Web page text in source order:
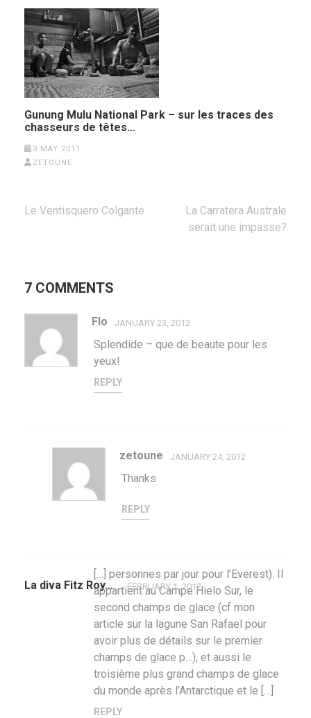
Gunung Mulu National Park – sur les traces des
chasseurs de têtes…
3 MAY 2011
ZETOUNE
Post
Le Ventisquero Colgante
La Carratera Australe
serait une impasse?
7 COMMENTS
Flo JANUARY 23, 2012
Splendide – que de beaute pour les
yeux!
REPLY
zetoune JANUARY 24, 2012
Thanks
REPLY
La diva Fitz Roy… FEBRUARY 1, 2012
[…] personnes par jour pour l’Everest). Il
appartient au Campe Hielo Sur, le
second champs de glace (cf mon
article sur la lagune San Rafael pour
avoir plus de détails sur le premier
champs de glace p…), et aussi le
troisième plus grand champs de glace
du monde après l’Antarctique et le […]
REPLY